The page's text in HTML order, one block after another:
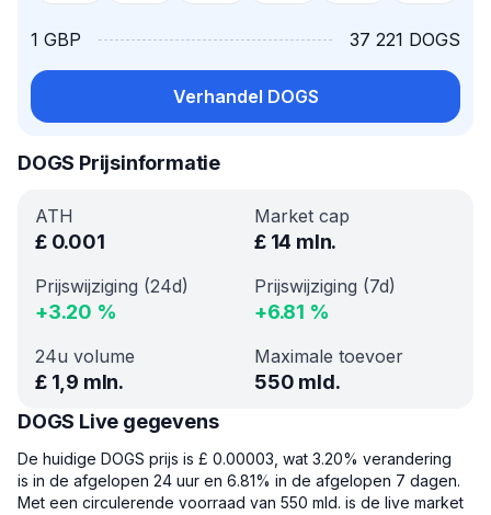
1 GBP 37 221 DOGS
Verhandel DOGS
DOGS Prijsinformatie
ATH
£ 0.001
Market cap
£ 14 mln.
Prijswijziging (24d)
+3.20 %
Prijswijziging (7d)
+6.81 %
24u volume
£ 1,9 mln.
Maximale toevoer
550 mld.
DOGS Live gegevens
De huidige DOGS prijs is £ 0.00003, wat 3.20% verandering
is in de afgelopen 24 uur en 6.81% in de afgelopen 7 dagen.
Met een circulerende voorraad van 550 mld. is de live market